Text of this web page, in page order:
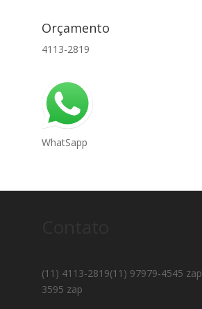
Orçamento
4113-2819
WhatSapp
(11) 4113-2819(11) 97979-4545 zap
3595 zap